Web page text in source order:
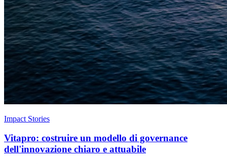
Impact Stories
Vitapro: costruire un modello di governance
dell'innovazione chiaro e attuabile